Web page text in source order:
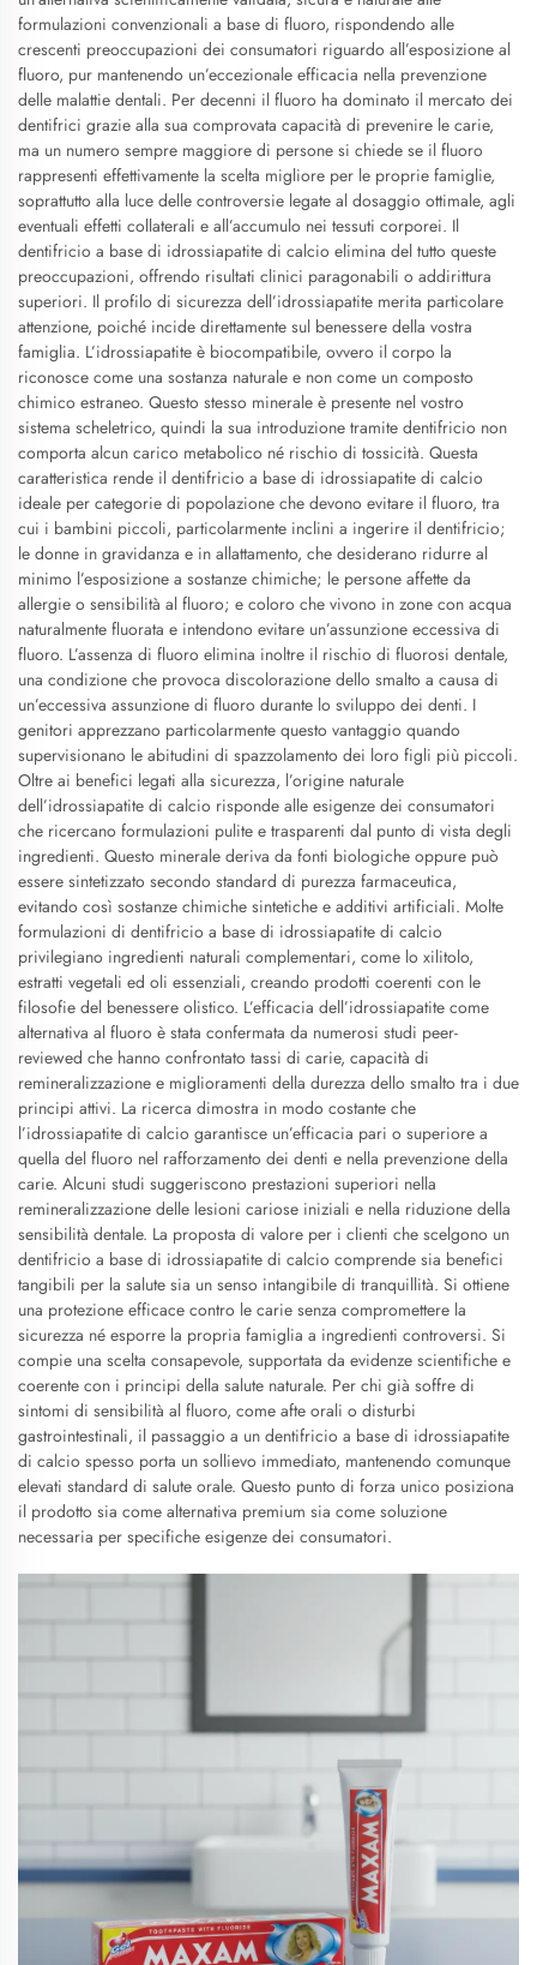
formulazioni convenzionali a base di fluoro, rispondendo alle
crescenti preoccupazioni dei consumatori riguardo all’esposizione al
fluoro, pur mantenendo un’eccezionale efficacia nella prevenzione
delle malattie dentali. Per decenni il fluoro ha dominato il mercato dei
dentifrici grazie alla sua comprovata capacità di prevenire le carie,
ma un numero sempre maggiore di persone si chiede se il fluoro
rappresenti effettivamente la scelta migliore per le proprie famiglie,
soprattutto alla luce delle controversie legate al dosaggio ottimale, agli
eventuali effetti collaterali e all’accumulo nei tessuti corporei. Il
dentifricio a base di idrossiapatite di calcio elimina del tutto queste
preoccupazioni, offrendo risultati clinici paragonabili o addirittura
superiori. Il profilo di sicurezza dell’idrossiapatite merita particolare
attenzione, poiché incide direttamente sul benessere della vostra
famiglia. L’idrossiapatite è biocompatibile, ovvero il corpo la
riconosce come una sostanza naturale e non come un composto
chimico estraneo. Questo stesso minerale è presente nel vostro
sistema scheletrico, quindi la sua introduzione tramite dentifricio non
comporta alcun carico metabolico né rischio di tossicità. Questa
caratteristica rende il dentifricio a base di idrossiapatite di calcio
ideale per categorie di popolazione che devono evitare il fluoro, tra
cui i bambini piccoli, particolarmente inclini a ingerire il dentifricio;
le donne in gravidanza e in allattamento, che desiderano ridurre al
minimo l’esposizione a sostanze chimiche; le persone affette da
allergie o sensibilità al fluoro; e coloro che vivono in zone con acqua
naturalmente fluorata e intendono evitare un’assunzione eccessiva di
fluoro. L’assenza di fluoro elimina inoltre il rischio di fluorosi dentale,
una condizione che provoca discolorazione dello smalto a causa di
un’eccessiva assunzione di fluoro durante lo sviluppo dei denti. I
genitori apprezzano particolarmente questo vantaggio quando
supervisionano le abitudini di spazzolamento dei loro figli più piccoli.
Oltre ai benefici legati alla sicurezza, l’origine naturale
dell’idrossiapatite di calcio risponde alle esigenze dei consumatori
che ricercano formulazioni pulite e trasparenti dal punto di vista degli
ingredienti. Questo minerale deriva da fonti biologiche oppure può
essere sintetizzato secondo standard di purezza farmaceutica,
evitando così sostanze chimiche sintetiche e additivi artificiali. Molte
formulazioni di dentifricio a base di idrossiapatite di calcio
privilegiano ingredienti naturali complementari, come lo xilitolo,
estratti vegetali ed oli essenziali, creando prodotti coerenti con le
filosofie del benessere olistico. L’efficacia dell’idrossiapatite come
alternativa al fluoro è stata confermata da numerosi studi peer-
reviewed che hanno confrontato tassi di carie, capacità di
remineralizzazione e miglioramenti della durezza dello smalto tra i due
principi attivi. La ricerca dimostra in modo costante che
l’idrossiapatite di calcio garantisce un’efficacia pari o superiore a
quella del fluoro nel rafforzamento dei denti e nella prevenzione della
carie. Alcuni studi suggeriscono prestazioni superiori nella
remineralizzazione delle lesioni cariose iniziali e nella riduzione della
sensibilità dentale. La proposta di valore per i clienti che scelgono un
dentifricio a base di idrossiapatite di calcio comprende sia benefici
tangibili per la salute sia un senso intangibile di tranquillità. Si ottiene
una protezione efficace contro le carie senza compromettere la
sicurezza né esporre la propria famiglia a ingredienti controversi. Si
compie una scelta consapevole, supportata da evidenze scientifiche e
coerente con i principi della salute naturale. Per chi già soffre di
sintomi di sensibilità al fluoro, come afte orali o disturbi
gastrointestinali, il passaggio a un dentifricio a base di idrossiapatite
di calcio spesso porta un sollievo immediato, mantenendo comunque
elevati standard di salute orale. Questo punto di forza unico posiziona
il prodotto sia come alternativa premium sia come soluzione
necessaria per specifiche esigenze dei consumatori.